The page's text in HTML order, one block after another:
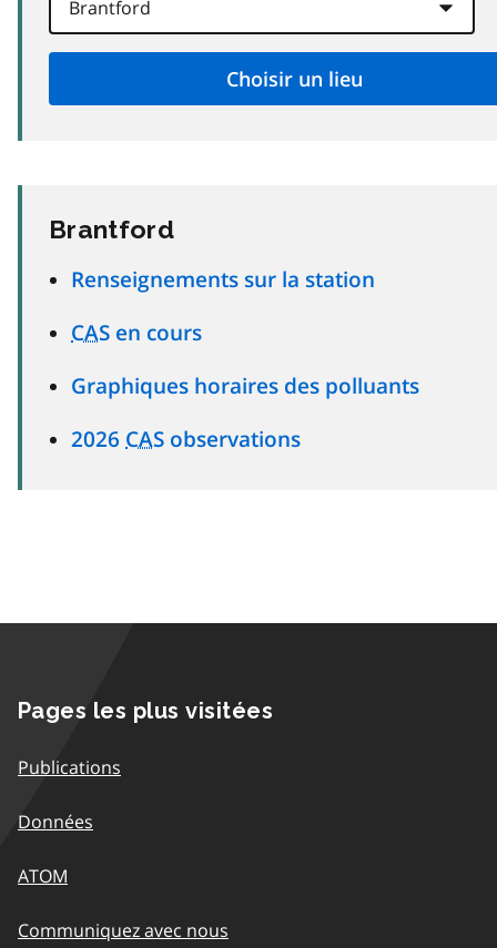
Brantford
Renseignements sur la station
CAS en cours
Graphiques horaires des polluants
2026 CAS observations
Pages les plus visitées
Publications
Données
ATOM
Communiquez avec nous